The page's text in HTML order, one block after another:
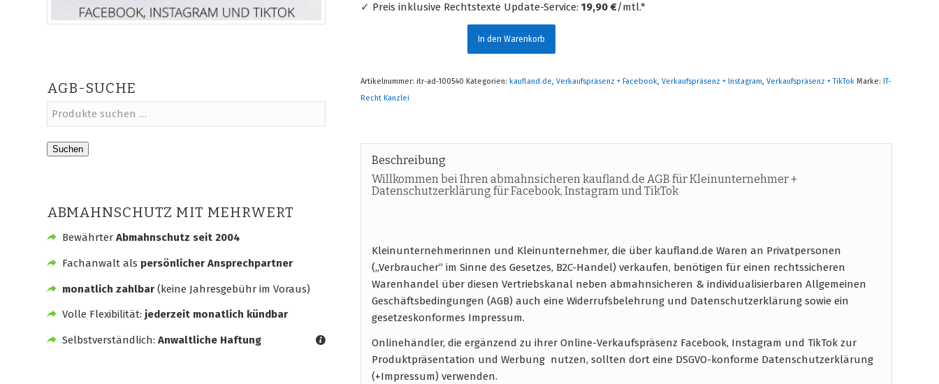
AGB-SUCHE
Suchen
ABMAHNSCHUTZ MIT MEHRWERT
BewährterAbmahnschutz seit 2004
Fachanwalt als persönlicher Ansprechpartner
monatlich zahlbar(keine Jahresgebühr im Voraus)
Volle Flexibilität: jederzeit monatlich kündbar
Selbstverständlich: Anwaltliche Haftung
✓ Preis inklusive Rechtstexte Update-Service:19,90 €/mtl.*
In den Warenkorb
Artikelnummer:itr-ad-100540 Kategorien: kaufland.de,Verkaufspräsenz + Facebook,Verkaufspräsenz + Instagram,Verkaufspräsenz + TikTok Marke:IT-
Recht Kanzlei
Beschreibung
Willkommen bei Ihren abmahnsicheren kaufland.de AGB für Kleinunternehmer +
Datenschutzerklärung für Facebook, Instagram und TikTok
Kleinunternehmerinnen und Kleinunternehmer, die über kaufland.de Waren an Privatpersonen
(„Verbraucher“ im Sinne des Gesetzes, B2C-Handel) verkaufen, benötigen für einen rechtssicheren
Warenhandel über diesen Vertriebskanal neben abmahnsicheren & individualisierbaren Allgemeinen
Geschäftsbedingungen (AGB) auch eine Widerrufsbelehrung und Datenschutzerklärung sowie ein
gesetzeskonformes Impressum.
Onlinehändler, die ergänzend zu ihrer Online-Verkaufspräsenz Facebook, Instagram und TikTok zur
Produktpräsentation und Werbung nutzen, sollten dort eine DSGVO-konforme Datenschutzerklärung
(+Impressum) verwenden.